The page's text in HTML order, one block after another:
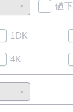
値
1DK
4K